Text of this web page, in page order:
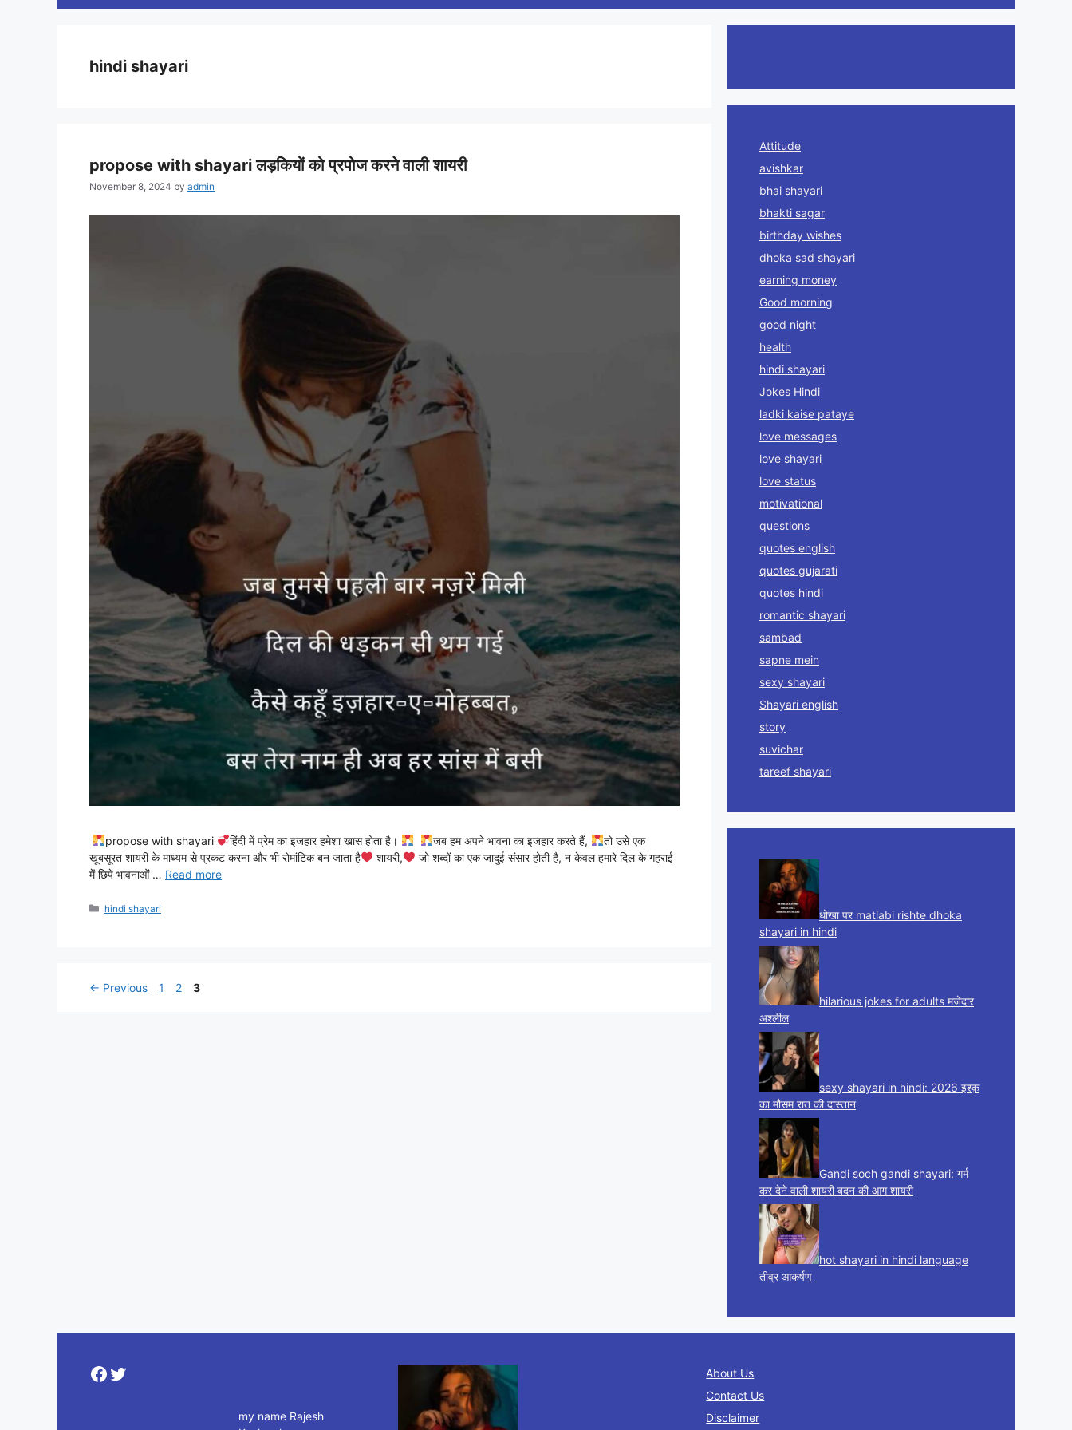
hindi shayari
propose with shayari लड़कियों को प्रपोज करने वाली शायरी
November 8, 2024 by admin
propose with shayari हिंदी में प्रेम का इजहार हमेशा खास होता है। जब हम अपने भावना का इजहार करते हैं,
तो उसे एक
खूबसूरत शायरी के माध्यम से प्रकट करना और भी रोमांटिक बन जाता है
शायरी,
जो शब्दों का एक जादुई संसार होती है, न केवल हमारे दिल के गहराई
में छिपे भावनाओं … Read more
Categories
hindi shayari
← Previous Page
1 Page
2 Page
3
Attitude
avishkar
bhai shayari
bhakti sagar
birthday wishes
dhoka sad shayari
earning money
Good morning
good night
health
hindi shayari
Jokes Hindi
ladki kaise pataye
love messages
love shayari
love status
motivational
questions
quotes english
quotes gujarati
quotes hindi
romantic shayari
sambad
sapne mein
sexy shayari
Shayari english
story
suvichar
tareef shayari
धोखा पर matlabi rishte dhoka
shayari in hindi
hilarious jokes for adults मजेदार
अश्लील
sexy shayari in hindi: 2026 इश्क़
का मौसम रात की दास्तान
Gandi soch gandi shayari: गर्म
कर देने वाली शायरी बदन की आग शायरी
hot shayari in hindi language
तीव्र आकर्षण
Facebook
Twitter
my name Rajesh
About Us
Contact Us
Disclaimer